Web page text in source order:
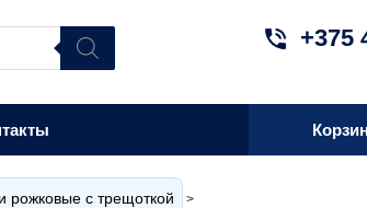
+375
рожковые с трещоткой >